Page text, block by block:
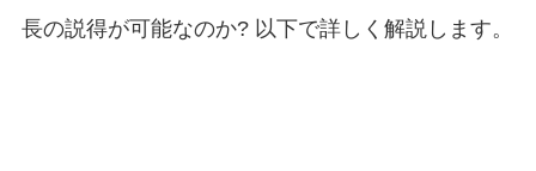
長の説得が可能なのか? 以下で詳しく解説します。